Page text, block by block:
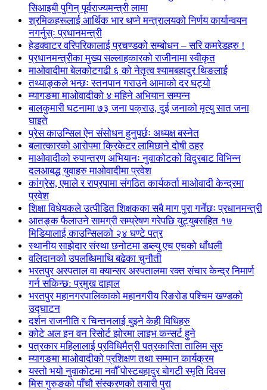
सिआइबी पुगिन् पूर्वराज्यमन्त्री लामा
श्रमिकहरूलाई आर्थिक भार थप्ने मन्त्रालयको निर्णय कार्यान्वयन
नगर्नुस्ः प्रधानमन्त्री
हेडक्वाटर वरिपरिकालाई प्रचण्डको सम्बोधन – सरि कमरेडहरु !
प्रधानमन्त्रीका मुख्य सल्लाहकारको राजीनामा स्वीकृत
माओवादीमा बेलकोटगढी ६ को नेतृत्व श्यामबहादुर थिङलाई
तथ्याङ्कले भन्छः स्तनपान गराउने आमाको दर घट्यो
म्यागङमा माओवादीको ४ महिने अभियान सम्पन्न
बालकुमारी घटनामा ७३ जना पक्राउ, दुई जनाको मृत्यु सात जना
घाइते
प्रेस काउन्सिल ऐन संसोधन हुनुपर्छः अध्यक्ष बस्नेत
बलात्कारको आरोपमा क्रिकेटर लामिछाने दोषी ठहर
माओवादीको रुपान्तरण अभियानः नुवाकोटको विदुरबाट विभिन्न
दलआबद्ध युवाहरु माओवादीमा प्रवेश
कांग्रेस, एमाले र राप्रपामा संगठित कार्यकर्ता माओवादी केन्द्रमा
प्रवेश
शिक्षा विधेयकले उत्पीडित शिक्षकका सबै माग पुरा गर्नेछः प्रधानमन्त्री
आतङ्क फैलाउने सामग्री सम्प्रेषण गरेपछि युट्युबसहित १७
मिडियालाई काउन्सिलको २४ घण्टे पत्र
स्थानीय साझेदार संस्था छनोटमा डब्ल्यु एच एचको धाँधली
वलिदानको उपलब्धिमाथि बढेका चुनौती
भरतपुर अस्पताल वा क्यान्सर अस्पतालमा रक्त संचार केन्द्र निमार्ण
गर्न सकिन्छ: प्रमुख दाहाल
भरतपुर महानगरपालिकाको महानगरीय रिङरोड पश्चिम खण्डको
उद्घाटन
दर्शन राजनीति र चिन्तनलाई बुझ्ने केही विधिहरु
कोटे अल इन वन रिसोर्ट झोरमा लाइभ कन्सर्ट हुने
पत्रकार महिलालाई प्रविधिमैत्री पत्रकारिता तालिम सुरु
म्यागङमा माओवादीको प्रशिक्षण तथा सम्मान कार्यक्रम
यस्तो भयो नुवाकोटमा नवौँ पोस्टबहादुर बोगटी स्मृति दिवस
मिस गुरुङको पाँचौ संस्करणको तयारी पुरा